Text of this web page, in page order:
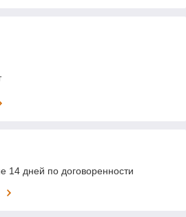
14 дней по договоренности